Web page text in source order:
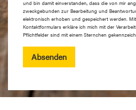
und bin damit einverstanden, dass die von mir
zweckgebunden zur Bearbeitung und
elektronisch erhoben und gespeichert werden.
Kontaktformulars erkläre ich mich mit der
Pflichtfelder sind mit einem Sternchen
Absenden